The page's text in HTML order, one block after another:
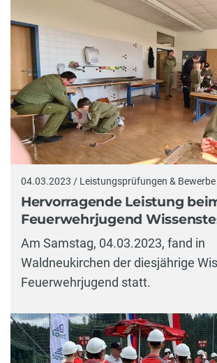
04.03.2023 / Leistungsprüfungen & Bewerbe
Hervorragende Leistung
Feuerwehrjugend
Am Samstag, 04.03.2023, fand in
Waldneukirchen der diesjährige
Feuerwehrjugend statt.